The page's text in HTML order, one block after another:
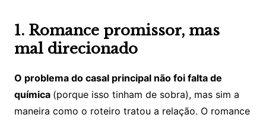
1. Romance promissor, mas
mal direcionado
O problema do casal principal não foi falta de
química (porque isso tinham de sobra), mas sim a
maneira como o roteiro tratou a relação. O romance